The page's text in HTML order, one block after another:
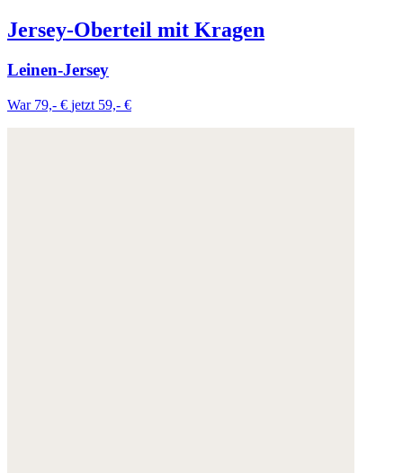
Jersey-Oberteil mit Kragen
Leinen-Jersey
War 79,- € jetzt 59,- €